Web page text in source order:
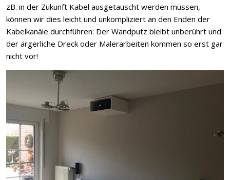
zB. in der Zukunft Kabel ausgetauscht werden müssen,
können wir dies leicht und unkompliziert an den Enden der
Kabelkanäle durchführen: Der Wandputz bleibt unberührt und
der ärgerliche Dreck oder Malerarbeiten kommen so erst gar
nicht vor!